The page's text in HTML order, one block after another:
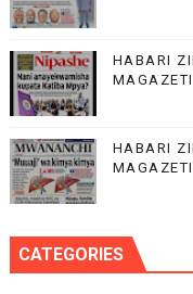
HABARI
HABARI
CATEGORIES